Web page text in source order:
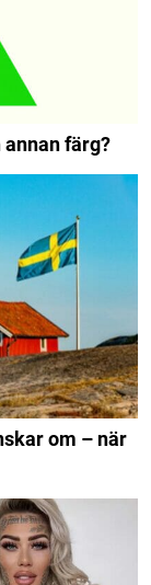
färg?
om – när